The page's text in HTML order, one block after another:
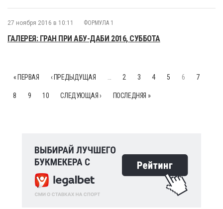
27 ноября 2016 в 10:11 ФОРМУЛА 1
ГАЛЕРЕЯ: ГРАН ПРИ АБУ-ДАБИ 2016, СУББОТА
« ПЕРВАЯ ‹ ПРЕДЫДУЩАЯ 2 3 4 5 6 7
8 9 10 СЛЕДУЮЩАЯ › ПОСЛЕДНЯЯ »